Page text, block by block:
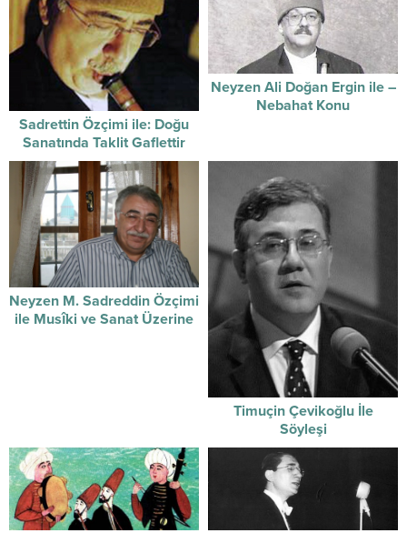
Sadrettin Özçimi ile: Doğu
Sanatında Taklit Gaflettir
Neyzen Ali Doğan Ergin ile –
Nebahat Konu
Neyzen M. Sadreddin Özçimi
ile Musîki ve Sanat Üzerine
Timuçin Çevikoğlu İle
Söyleşi